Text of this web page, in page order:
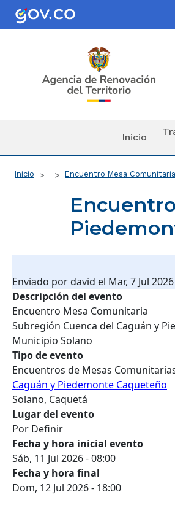
Pasar al contenido principal
Inicio
Ruta de navegación
Inicio Encuentro Mesa
Enviado pordavid el Mar, 7 Jul
Descripción del evento
Encuentro Mesa Comunitaria
Subregión Cuenca del Caguán y
Municipio Solano
Tipo de evento
Encuentros de Mesas
Caguán y Piedemonte Caqueteño
Solano, Caquetá
Lugar del evento
Por Definir
Fecha y hora inicial evento
Sáb, 11 Jul 2026 - 08:00
Fecha y hora final
Dom, 12 Jul 2026 - 18:00